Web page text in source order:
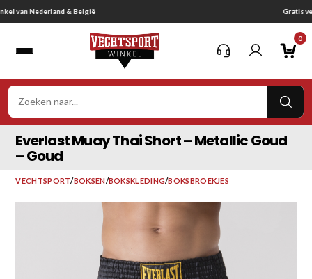
Ga
naar
0
Everlast Muay Thai Short – Metallic Goud
– Goud
VECHTSPORT/BOKSEN/BOKSKLEDING/BOKSBROEKJES